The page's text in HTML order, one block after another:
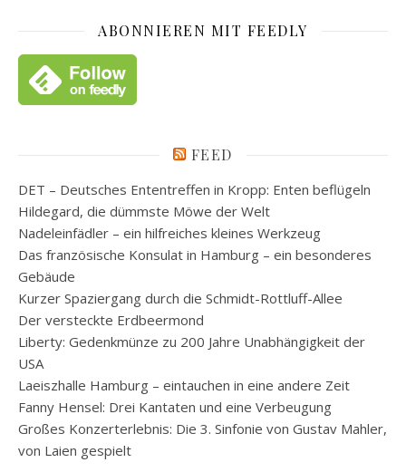
ABONNIEREN MIT FEEDLY
FEED
DET – Deutsches Ententreffen in Kropp: Enten beflügeln
Hildegard, die dümmste Möwe der Welt
Nadeleinfädler – ein hilfreiches kleines Werkzeug
Das französische Konsulat in Hamburg – ein besonderes
Gebäude
Kurzer Spaziergang durch die Schmidt-Rottluff-Allee
Der versteckte Erdbeermond
Liberty: Gedenkmünze zu 200 Jahre Unabhängigkeit der
USA
Laeiszhalle Hamburg – eintauchen in eine andere Zeit
Fanny Hensel: Drei Kantaten und eine Verbeugung
Großes Konzerterlebnis: Die 3. Sinfonie von Gustav Mahler,
von Laien gespielt